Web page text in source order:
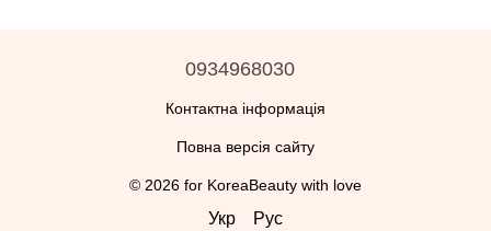
0934968030
Контактна інформація
Повна версія сайту
© 2026 for KoreaBeauty with love
Укр Рус